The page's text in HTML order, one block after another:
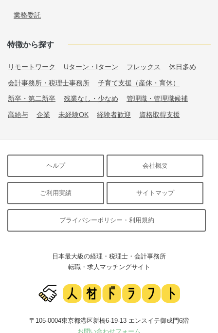
業務委託
特徴から探す
リモートワーク Uターン・Iターン フレックス 休日多め
会計事務所・税理士事務所 子育て支援（産休・育休）
新卒・第二新卒 残業なし・少なめ 管理職・管理職候補
高給与 企業 未経験OK 経験者歓迎 資格取得支援
ヘルプ 会社概要
ご利用実績 サイトマップ
プライバシーポリシー・利用規約
日本最大級の経理・税理士・会計事務所
転職・求人マッチングサイト
〒105-0004東京都港区新橋6-19-13 エンスイテ御成門6階
お問い合わせフォーム